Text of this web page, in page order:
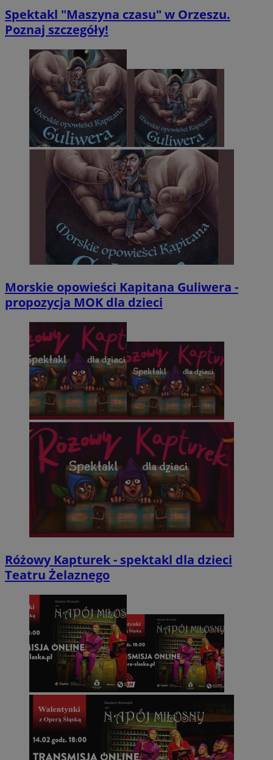
Spektakl "Maszyna czasu" w Orzeszu.
Poznaj szczegóły!
Morskie opowieści Kapitana Guliwera -
propozycja MOK dla dzieci
Różowy Kapturek - spektakl dla dzieci
Teatru Żelaznego